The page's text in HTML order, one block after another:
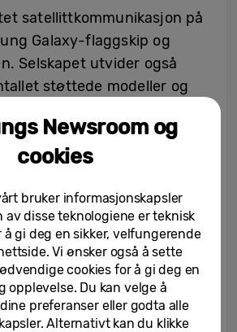
satellittkommunikasjon på
Galaxy-flaggskip og
Selskapet utvider også
støttede modeller og
enheter å levere en
AI-opplevelse.
rulles ut gradvis basert på
og
Samsung vil fortsette å
nettverksoperatører og
for å sikre at brukere
til viktige
Newsroom og
cookies
bruker informasjonskapsler
av disse teknologiene er teknisk
gi deg en sikker, velfungerende
Vi ønsker også å sette
cookies for å gi deg en
opplevelse. Du kan velge å
preferanser eller godta alle
Alternativt kan du klikke